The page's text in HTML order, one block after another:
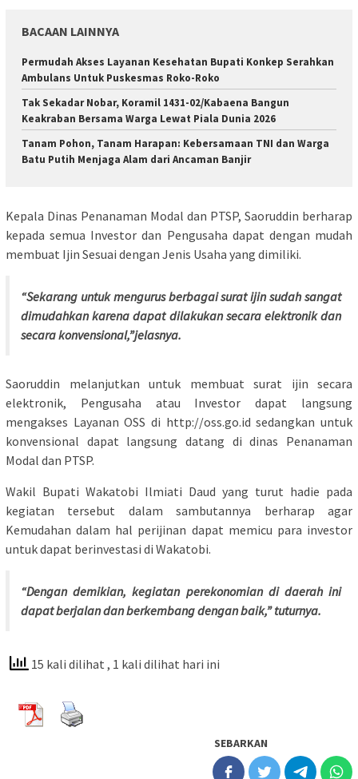
BACAAN LAINNYA
Permudah Akses Layanan Kesehatan Bupati Konkep Serahkan
Ambulans Untuk Puskesmas Roko-Roko
Tak Sekadar Nobar, Koramil 1431-02/Kabaena Bangun
Keakraban Bersama Warga Lewat Piala Dunia 2026
Tanam Pohon, Tanam Harapan: Kebersamaan TNI dan Warga
Batu Putih Menjaga Alam dari Ancaman Banjir
Kepala Dinas Penanaman Modal dan PTSP, Saoruddin berharap
kepada semua Investor dan Pengusaha dapat dengan mudah
membuat Ijin Sesuai dengan Jenis Usaha yang dimiliki.
“Sekarang untuk mengurus berbagai surat ijin sudah sangat
dimudahkan karena dapat dilakukan secara elektronik dan
secara konvensional,”jelasnya.
Saoruddin melanjutkan untuk membuat surat ijin secara
elektronik, Pengusaha atau Investor dapat langsung
mengakses Layanan OSS di http://oss.go.id sedangkan untuk
konvensional dapat langsung datang di dinas Penanaman
Modal dan PTSP.
Wakil Bupati Wakatobi Ilmiati Daud yang turut hadie pada
kegiatan tersebut dalam sambutannya berharap agar
Kemudahan dalam hal perijinan dapat memicu para investor
untuk dapat berinvestasi di Wakatobi.
“Dengan demikian, kegiatan perekonomian di daerah ini
dapat berjalan dan berkembang dengan baik,” tuturnya.
15 kali dilihat , 1 kali dilihat hari ini
SEBARKAN